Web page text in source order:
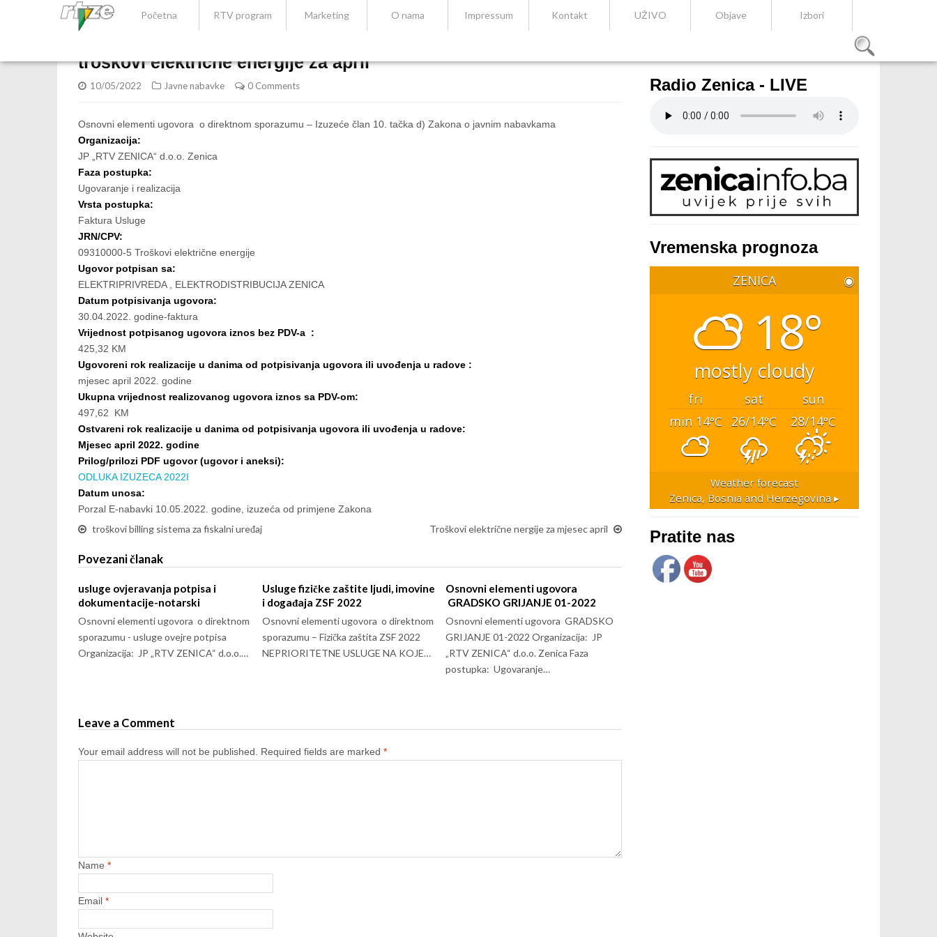
Početna RTV program Marketing O nama Impressum Kontakt UŽIVO Objave Izbori
troškovi električne energije za april
10/05/2022 Javne nabavke 0 Comments
Osnovni elementi ugovora o direktnom sporazumu – Izuzeće član 10. tačka d) Zakona o javnim nabavkama
Organizacija:
JP „RTV ZENICA“ d.o.o. Zenica
Faza postupka:
Ugovaranje i realizacija
Vrsta postupka:
Faktura Usluge
JRN/CPV:
09310000-5 Troškovi električne energije
Ugovor potpisan sa:
ELEKTRIPRIVREDA , ELEKTRODISTRIBUCIJA ZENICA
Datum potpisivanja ugovora:
30.04.2022. godine-faktura
Vrijednost potpisanog ugovora iznos bez PDV-a :
425,32 KM
Ugovoreni rok realizacije u danima od potpisivanja ugovora ili uvođenja u radove :
mjesec april 2022. godine
Ukupna vrijednost realizovanog ugovora iznos sa PDV-om:
497,62 KM
Ostvareni rok realizacije u danima od potpisivanja ugovora ili uvođenja u radove:
Mjesec april 2022. godine
Prilog/prilozi PDF ugovor (ugovor i aneksi):
ODLUKA IZUZECA 2022I
Datum unosa:
Porzal E-nabavki 10.05.2022. godine, izuzeća od primjene Zakona
troškovi billing sistema za fiskalni uređaj Troškovi električne nergije za mjesec april
Povezani članak
usluge ovjeravanja potpisa i
dokumentacije-notarski
Osnovni elementi ugovora o direktnom
sporazumu - usluge ovejre potpisa
Organizacija: JP „RTV ZENICA“ d.o.o.…
Usluge fizičke zaštite ljudi, imovine
i događaja ZSF 2022
Osnovni elementi ugovora o direktnom
sporazumu – Fizička zaštita ZSF 2022
NEPRIORITETNE USLUGE NA KOJE…
Osnovni elementi ugovora
GRADSKO GRIJANJE 01-2022
Osnovni elementi ugovora GRADSKO
GRIJANJE 01-2022 Organizacija: JP
„RTV ZENICA“ d.o.o. Zenica Faza
postupka: Ugovaranje…
Leave a Comment
Your email address will not be published. Required fields are marked *
Name *
Email *
Radio Zenica - LIVE
Vremenska prognoza
ZENICA ◉
18°
mostly cloudy
fri sat
sun
min 14°C 26/14°C 28/14°C
Weather forecast
Zenica, Bosnia and Herzegovina ▸
Pratite nas